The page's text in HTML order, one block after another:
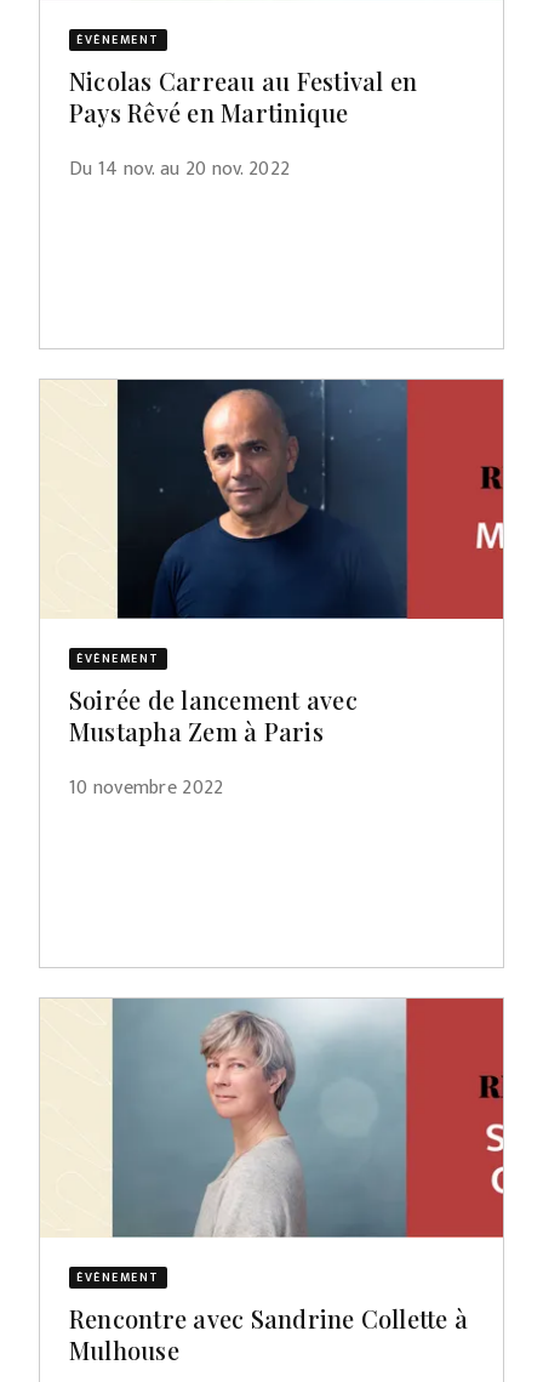
ÉVÈNEMENT
Nicolas Carreau au Festival en
Pays Rêvé en Martinique
Du 14 nov. au 20 nov. 2022
ÉVÈNEMENT
Soirée de lancement avec
Mustapha Zem à Paris
10 novembre 2022
ÉVÈNEMENT
Rencontre avec Sandrine Collette à
Mulhouse